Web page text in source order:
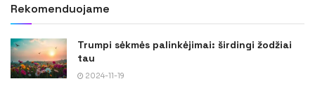
Rekomenduojame
Trumpi sėkmės palinkėjimai: širdingi žodžiai
tau
2024-11-19